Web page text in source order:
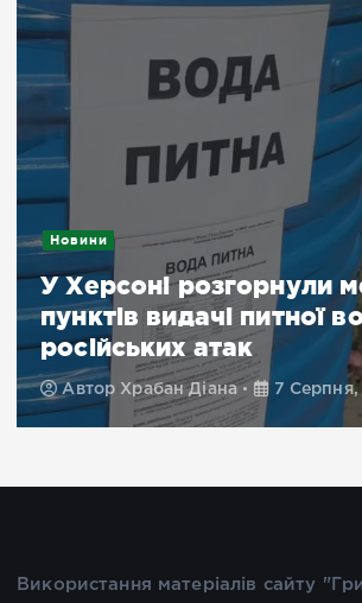
Новини
У Херсоні розгорнули
пунктів видачі питної
російських атак
Автор Храбан Діана 7 Серпня,
Використання матеріалів сайту